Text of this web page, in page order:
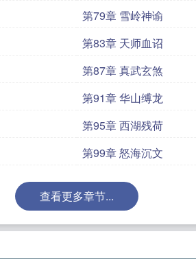
第79章 雪岭神谕
第83章 天师血诏
第87章 真武玄煞
第91章 华山缚龙
第95章 西湖残荷
第99章 怒海沉文
查看更多章节...